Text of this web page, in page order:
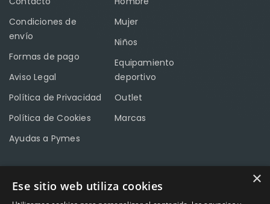
Condiciones de
envío
Formas de pago
Aviso Legal
Política de Privacidad
Política de Cookies
Ayudas a Pymes
Mujer
Niños
Equipamiento
deportivo
Outlet
Marcas
CONTACTO ×
Ese sitio web utiliza cookies